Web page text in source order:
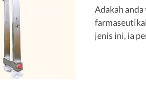
Adakah
jenis ini, ia